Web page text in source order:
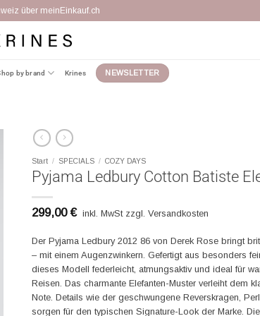
über meinEinkauf.ch
by brand Krines NEWSLETTER
Start / SPECIALS / COZY DAYS
Pyjama Ledbury Cotton Batiste
299,00€ inkl. MwSt zzgl. Versandkosten
Der Pyjama Ledbury 2012 86 von Derek Rose bringt
– mit einem Augenzwinkern. Gefertigt aus besonders
dieses Modell federleicht, atmungsaktiv und ideal für
Reisen. Das charmante Elefanten-Muster verleiht dem
Note. Details wie der geschwungene Reverskragen,
sorgen für den typischen Signature-Look der Marke.